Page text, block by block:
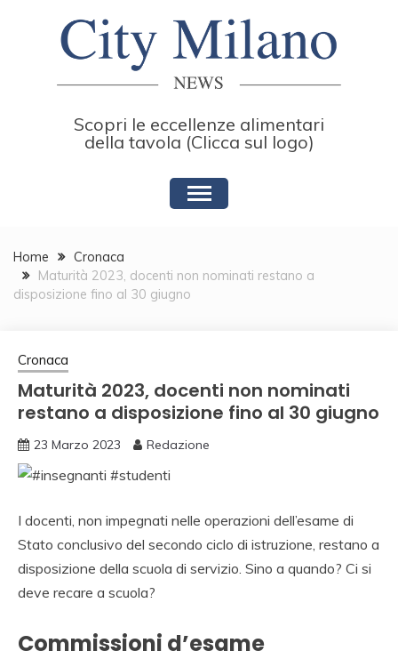
Scopri le eccellenze alimentari
della tavola (Clicca sul logo)
Home
Cronaca
Maturità 2023, docenti non nominati restano a
disposizione fino al 30 giugno
Cronaca
Maturità 2023, docenti non nominati
restano a disposizione fino al 30 giugno
23 Marzo 2023 Redazione
I docenti, non impegnati nelle operazioni dell’esame di
Stato conclusivo del secondo ciclo di istruzione, restano a
disposizione della scuola di servizio. Sino a quando? Ci si
deve recare a scuola?
Commissioni d’esame